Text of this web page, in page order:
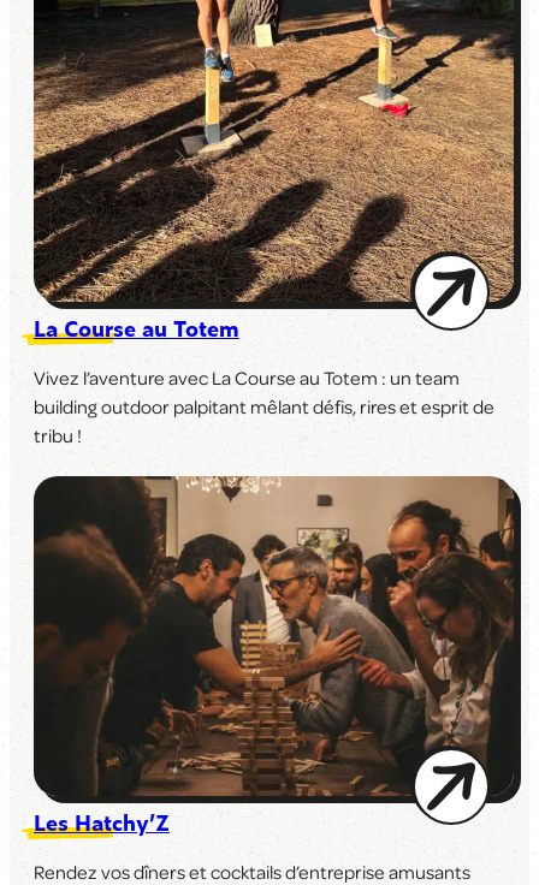
La Course au Totem
Vivez l’aventure avec La Course au Totem : un team
buildingoutdoor palpitant mêlant défis, rires et esprit de
tribu !
Les Hatchy’Z
Rendez vos dîners et cocktails d’entreprise amusants